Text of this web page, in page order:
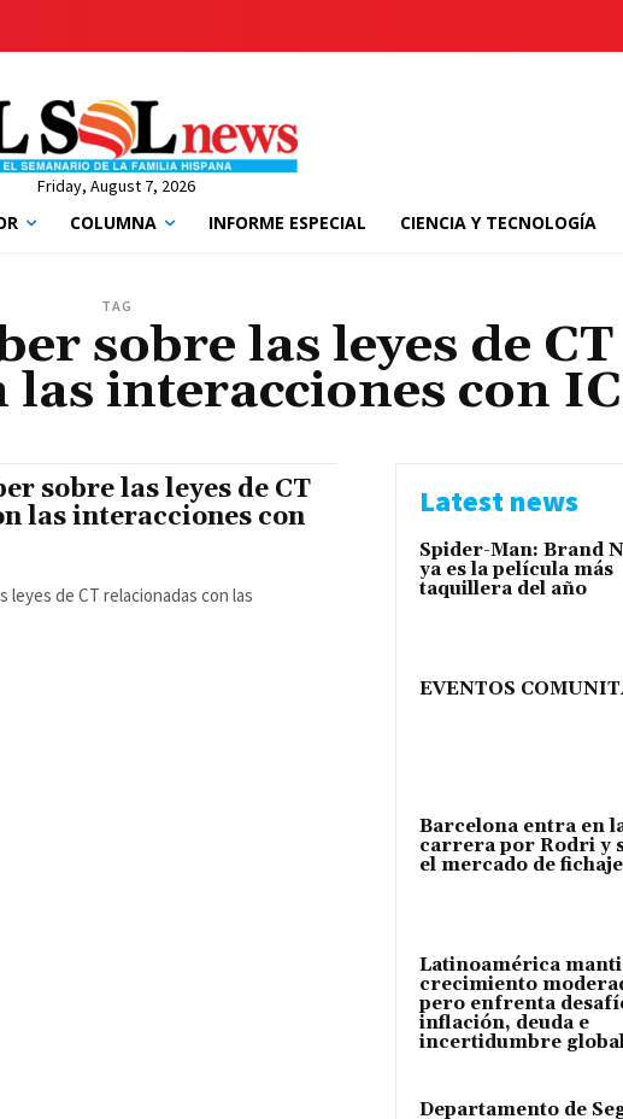
Friday, August 7, 2026
COLUMNA INFORME ESPECIAL CIENCIA Y TECNOLOGÍA
TAG
sobre las leyes de CT
interacciones con
sobre las leyes de CT
las interacciones con
leyes de CT relacionadas con las
Latest news
Spider-Man: Brand
ya es la película más
taquillera del año
EVENTOS
Barcelona entra en
carrera por Rodri y
el mercado de
Latinoamérica
crecimiento
pero enfrenta
inflación, deuda e
incertidumbre
Departamento de